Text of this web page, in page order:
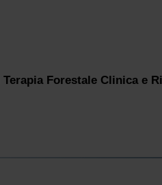
Terapia Forestale Clinica e